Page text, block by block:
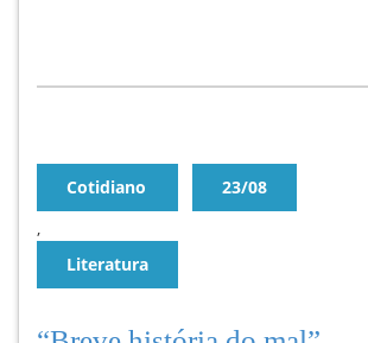
Cotidiano
,
Literatura
23/08